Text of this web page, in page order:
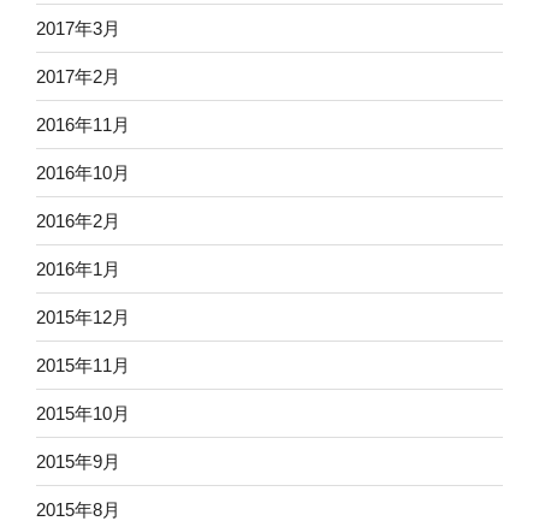
2017年3月
2017年2月
2016年11月
2016年10月
2016年2月
2016年1月
2015年12月
2015年11月
2015年10月
2015年9月
2015年8月